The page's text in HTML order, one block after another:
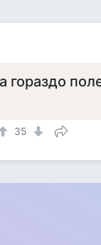
гораздо
35